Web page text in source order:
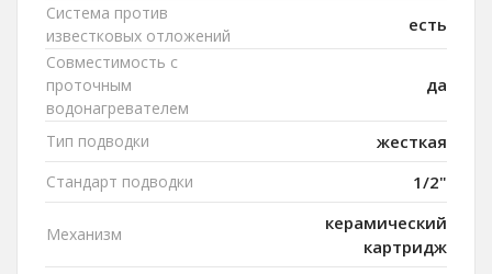
Система против
известковых отложений
есть
Совместимость с
проточным
водонагревателем
да
Тип подводки жесткая
Стандарт подводки 1/2"
Механизм
керамический
картридж